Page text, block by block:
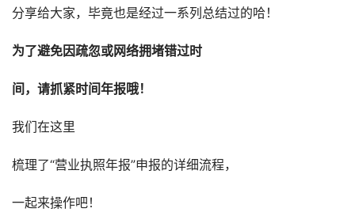
分享给大家，毕竟也是经过一系列总结过的哈！
为了避免因疏忽或网络拥堵错过时
间， 请抓紧时间年报哦！
我们在这里
梳理了“营业执照年报”申报的详细流程，
一起来操作吧！